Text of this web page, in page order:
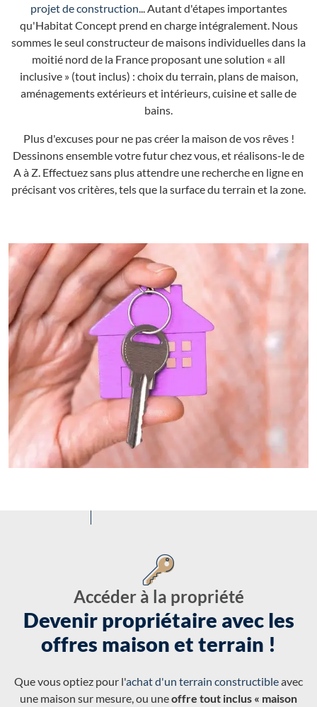
projet de construction... Autant d'étapes importantes
qu'Habitat Concept prend en charge intégralement. Nous
sommes le seul constructeur de maisons individuelles dans la
moitié nord de la France proposant une solution « all
inclusive » (tout inclus) : choix du terrain, plans de maison,
aménagements extérieurs et intérieurs, cuisine et salle de
bains.
Plus d'excuses pour ne pas créer la maison de vos rêves !
Dessinons ensemble votre futur chez vous, et réalisons-le de
A à Z. Effectuez sans plus attendre une recherche en ligne en
précisant vos critères, tels que la surface du terrain et la zone.
Accéder à la propriété
Devenir propriétaire avec les
offres maison et terrain !
Que vous optiez pour l'achat d'un terrain constructibleavec
une maison sur mesure, ou uneoffre tout inclus « maison